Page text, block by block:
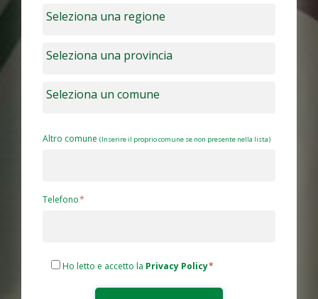
Altro comune (Inserire il proprio comune se non presente nella lista)
Telefono
Ho letto e accetto la Privacy Policy